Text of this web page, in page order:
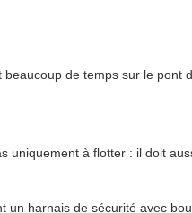
de temps sur le pont
uniquement à flotter : il doit
un harnais de sécurité avec